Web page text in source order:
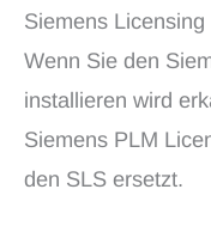
Siemens
Wenn Sie den
installieren wird
Siemens PLM
den SLS ersetzt.